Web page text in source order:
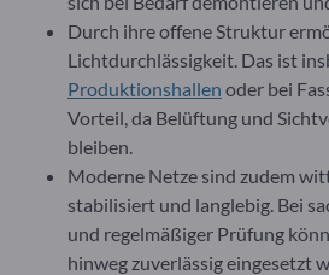
Durch ihre offene Struktur
Lichtdurchlässigkeit. Das ist
Produktionshallen oder bei
Vorteil, da Belüftung und
bleiben.
Moderne Netze sind zudem
stabilisiert und langlebig. Bei
und regelmäßiger Prüfung
hinweg zuverlässig eingesetzt